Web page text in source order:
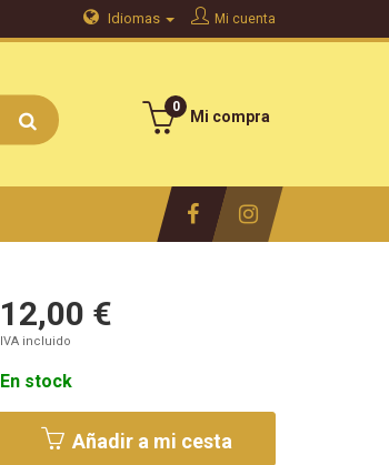
Mi cuenta
Idiomas
Mi compra
0
12,00 €
IVA incluido
En stock
Añadir a mi cesta